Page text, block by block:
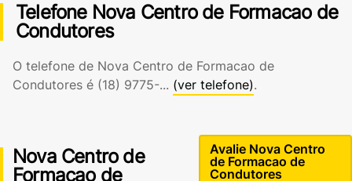
Telefone Nova Centro de Formacao de
Condutores
O telefone de Nova Centro de Formacao de
Condutores é (18) 9775-... (ver telefone).
Nova Centro de
Formacao de
Avalie Nova Centro
de Formacao de
Condutores